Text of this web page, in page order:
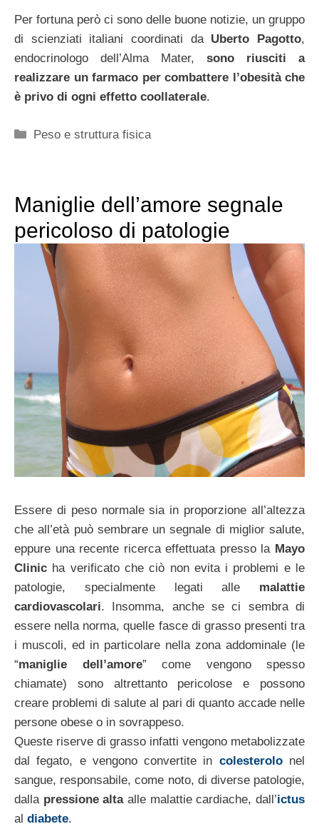
Per fortuna però ci sono delle buone notizie, un gruppo
di scienziati italiani coordinati da Uberto Pagotto,
endocrinologo dell’Alma Mater, sono riusciti a
realizzare un farmaco per combattere l’obesità che
è privo di ogni effetto coollaterale.
Categorie
Peso e struttura fisica
Maniglie dell’amore segnale
pericoloso di patologie
Essere di peso normale sia in proporzione all’altezza
che all’età può sembrare un segnale di miglior salute,
eppure una recente ricerca effettuata presso la Mayo
Clinic ha verificato che ciò non evita i problemi e le
patologie, specialmente legati alle malattie
cardiovascolari. Insomma, anche se ci sembra di
essere nella norma, quelle fasce di grasso presenti tra
i muscoli, ed in particolare nella zona addominale (le
“maniglie dell’amore” come vengono spesso
chiamate) sono altrettanto pericolose e possono
creare problemi di salute al pari di quanto accade nelle
persone obese o in sovrappeso.
Queste riserve di grasso infatti vengono metabolizzate
dal fegato, e vengono convertite in colesterolonel
sangue, responsabile, come noto, di diverse patologie,
dalla pressione altaalle malattie cardiache, dall’ictus
al diabete.